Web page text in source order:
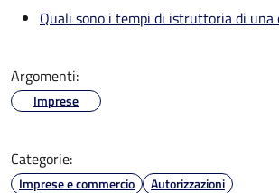
Quali sono i tempi di istruttoria di una
Argomenti:
Imprese
Categorie:
Imprese e commercio Autorizzazioni